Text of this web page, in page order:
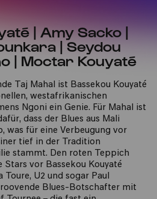
| Amy Sacko |
| Seydou
| Moctar Kouyaté
Taj Mahal ist Bassekou Kouyaté
westafrikanischen
Ngoni ein Genie. Für Mahal ist
dass der Blues aus Mali
was für eine Verbeugung vor
tief in der Tradition
stammt. Den roten Teppich
vor Bassekou Kouyaté
U2 und sogar Paul
Blues-Botschafter mit